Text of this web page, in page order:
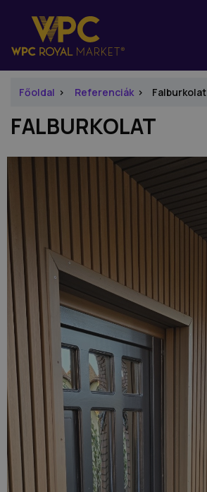
Főoldal Referenciák Falburkolat
FALBURKOLAT